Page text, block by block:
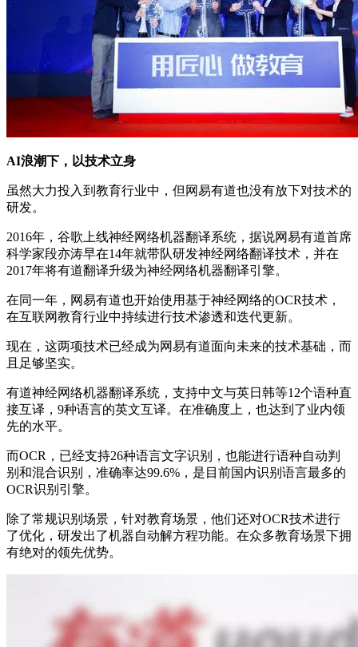
AI浪潮下，以技术立身
虽然大力投入到教育行业中，但网易有道也没有放下对技术的
研发。
2016年，谷歌上线神经网络机器翻译系统，据说网易有道首席
科学家段亦涛早在14年就带队研发神经网络翻译技术，并在
2017年将有道翻译升级为神经网络机器翻译引擎。
在同一年，网易有道也开始使用基于神经网络的OCR技术，
在互联网教育行业中持续进行技术渗透和迭代更新。
现在，这两项技术已经成为网易有道面向未来的技术基础，而
且足够坚实。
有道神经网络机器翻译系统，支持中文与英日韩等12个语种直
接互译，9种语言的英文互译。在准确度上，也达到了业内领
先的水平。
而OCR，已经支持26种语言文字识别，也能进行语种自动判
别和混合识别，准确率达99.6%，是目前国内识别语言最多的
OCR识别引擎。
除了常规识别场景，针对教育场景，他们还对OCR技术进行
了优化，研发出了机器自动解方程功能。在众多教育场景下拥
有绝对的领先优势。